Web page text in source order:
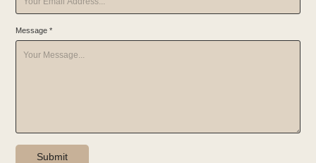
Message *
Submit